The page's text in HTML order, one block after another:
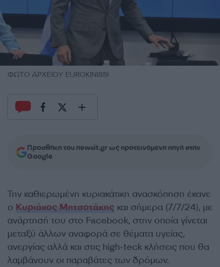
ΦΩΤΟ ΑΡΧΕΙΟΥ EUROKINISSI
Προσθήκη του newsit.gr ως προτεινόμενη πηγή στην
Google
Την καθιερωμένη κυριακάτικη ανασκόπηση έκανε
ο Κυριάκος Μητσοτάκης και σήμερα (7/7/24), με
ανάρτησή του στο Facebook, στην οποία γίνεται
μεταξύ άλλων αναφορά σε θέματα υγείας,
ανεργίας αλλά και στις high-teck κλήσεις που θα
λαμβάνουν οι παραβάτες των δρόμων.